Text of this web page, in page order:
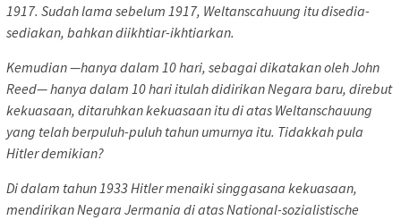
1917. Sudah lama sebelum 1917, Weltanscahuung itu disedia-
sediakan, bahkan diikhtiar-ikhtiarkan.
Kemudian —hanya dalam 10 hari, sebagai dikatakan oleh John
Reed— hanya dalam 10 hari itulah didirikan Negara baru, direbut
kekuasaan, ditaruhkan kekuasaan itu di atas Weltanschauung
yang telah berpuluh-puluh tahun umurnya itu. Tidakkah pula
Hitler demikian?
Di dalam tahun 1933 Hitler menaiki singgasana kekuasaan,
mendirikan Negara Jermania di atas National-sozialistische